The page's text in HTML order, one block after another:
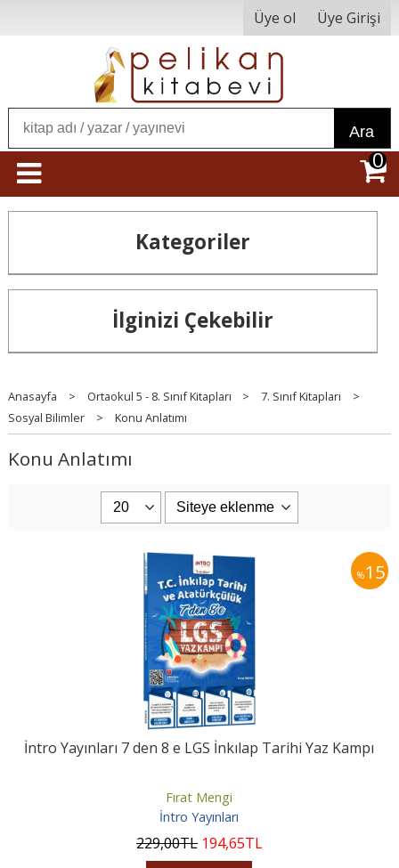
Üye ol Üye Girişi
Ara
0
Kategoriler
İlginizi Çekebilir
Anasayfa > Ortaokul 5 - 8. Sınıf Kitapları > 7. Sınıf Kitapları
>
Sosyal Bilimler
> Konu Anlatımı
Konu Anlatımı
%15
İntro Yayınları 7 den 8 e LGS İnkılap Tarihi Yaz Kampı
Fırat Mengi
İntro Yayınları
229,00TL 194,65TL